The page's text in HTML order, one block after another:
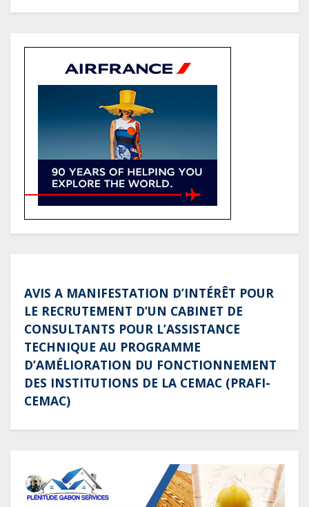
AVIS A MANIFESTATION D’INTÉRÊT POUR
LE RECRUTEMENT D’UN CABINET DE
CONSULTANTS POUR L’ASSISTANCE
TECHNIQUE AU PROGRAMME
D’AMÉLIORATION DU FONCTIONNEMENT
DES INSTITUTIONS DE LA CEMAC (PRAFI-
CEMAC)